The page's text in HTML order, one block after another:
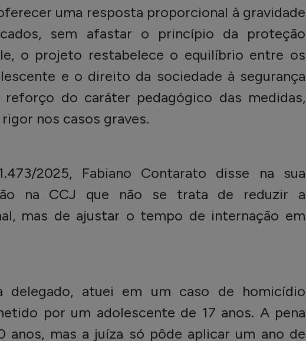
uma resposta proporcional à gravidade
sem afastar o princípio da proteção
o projeto restabelece o equilíbrio entre os
e o direito da sociedade à segurança
do caráter pedagógico das medidas,
nos casos graves.
2025, Fabiano Contarato disse na sua
na CCJ que não se trata de reduzir a
mas de ajustar o tempo de internação em
atuei em um caso de homicídio
por um adolescente de 17 anos. A pena
anos, mas a juíza só pôde aplicar um ano de